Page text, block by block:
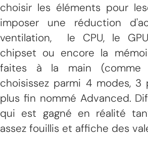
choisir les éléments pour
imposer une réduction
ventilation, le CPU, le
chipset ou encore la
faites à la main (comme
choisissez parmi 4 modes,
plus fin nommé Advanced.
qui est gagné en réalité
assez fouillis et affiche des